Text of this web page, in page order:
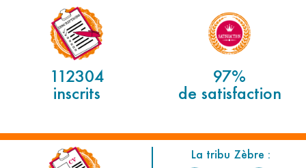
112304
inscrits
97%
de satisfaction
La tribu Zèbre :